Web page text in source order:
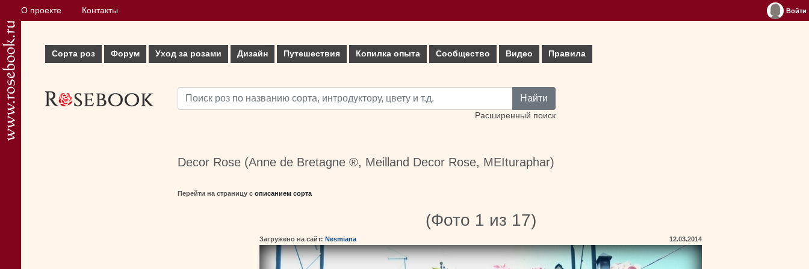
О проекте Контакты Войти
Сорта роз Форум Уход за розами Дизайн Путешествия Копилка опыта Сообщество Видео Правила
Найти
Расширенный поиск
Decor Rose (Anne de Bretagne ®, Meilland Decor Rose, MEIturaphar)
Перейти на страницу с описанием сорта
(Фото 1 из 17)
Загружено на сайт: Nesmiana 12.03.2014